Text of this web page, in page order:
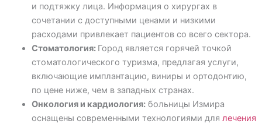
и подтяжку лица. Информация о хирургах в
сочетании с доступными ценами и низкими
расходами привлекает пациентов со всего сектора.
Стоматология: Город является горячей точкой
стоматологического туризма, предлагая услуги,
включающие имплантацию, виниры и ортодонтию,
по цене ниже, чем в западных странах.
Онкология и кардиология:больницы Измира
оснащены современными технологиями для лечения